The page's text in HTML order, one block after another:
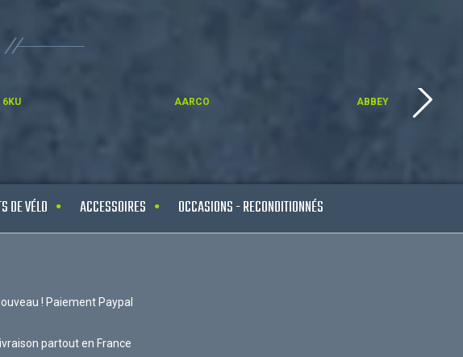
6KU AARCO ABBEY
DE VÉLO ACCESSOIRES OCCASIONS - RECONDITIONNÉS
! Paiement Paypal
Livraison partout en France